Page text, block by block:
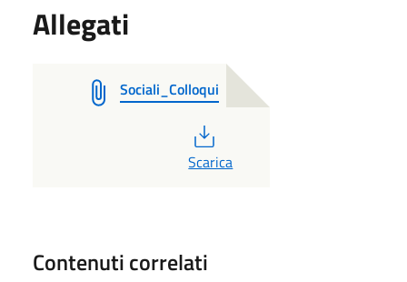
Allegati
Sociali_Colloqui
PDF
Scarica
Contenuti correlati